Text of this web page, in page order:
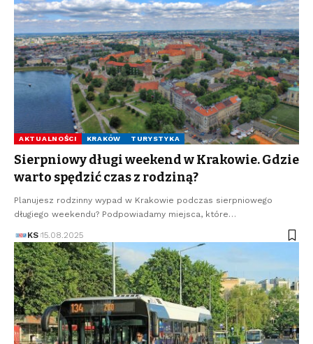
AKTUALNOŚCI KRAKÓW TURYSTYKA
Sierpniowy długi weekend w Krakowie. Gdzie
warto spędzić czas z rodziną?
Planujesz rodzinny wypad w Krakowie podczas sierpniowego
długiego weekendu? Podpowiadamy miejsca, które…
KS 15.08.2025